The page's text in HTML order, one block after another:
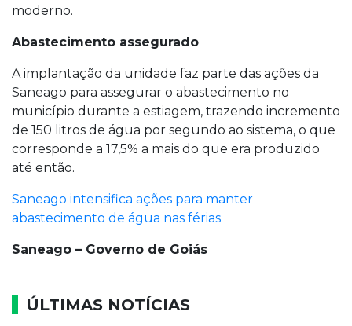
moderno.
Abastecimento assegurado
A implantação da unidade faz parte das ações da
Saneago para assegurar o abastecimento no
município durante a estiagem, trazendo incremento
de 150 litros de água por segundo ao sistema, o que
corresponde a 17,5% a mais do que era produzido
até então.
Saneago intensifica ações para manter
abastecimento de água nas férias
Saneago – Governo de Goiás
ÚLTIMAS NOTÍCIAS